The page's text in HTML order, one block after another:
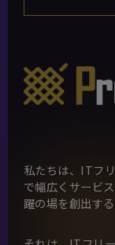
私たちは、ITフ
で幅広くサービ
躍の場を創出す